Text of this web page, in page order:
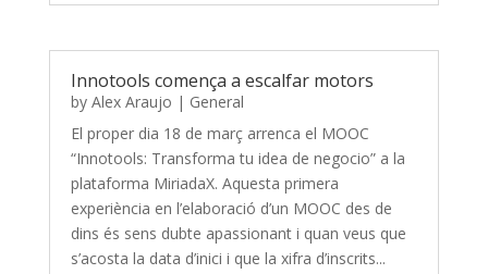
Innotools comença a escalfar motors
by Alex Araujo | General
El proper dia 18 de març arrenca el MOOC
“Innotools: Transforma tu idea de negocio” a la
plataforma MiriadaX. Aquesta primera
experiència en l’elaboració d’un MOOC des de
dins és sens dubte apassionant i quan veus que
s’acosta la data d’inici i que la xifra d’inscrits...